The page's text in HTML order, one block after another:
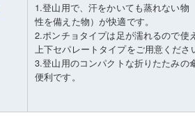
1.登山用で、汗をかいても蒸れない物
性を備えた物）が快適です。
2.ポンチョタイプは足が濡れるので使
上下セパレートタイプをご用意くださ
3.登山用のコンパクトな折りたたみの
便利です。